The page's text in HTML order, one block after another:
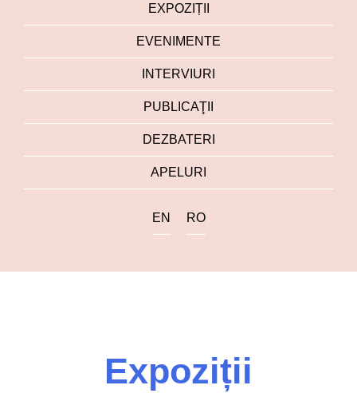
EXPOZIȚII
EVENIMENTE
INTERVIURI
PUBLICAŢII
DEZBATERI
APELURI
EN RO
Expoziții